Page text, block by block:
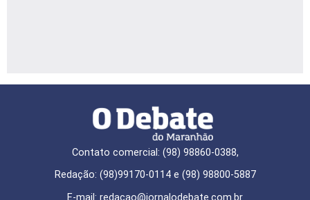
Contato comercial: (98) 98860-0388,
Redação: (98)99170-0114 e (98) 98800-5887
E-mail: redaçao@jornalodebate.com.br